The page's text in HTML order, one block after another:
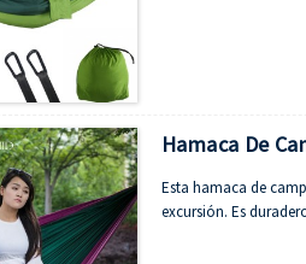
Hamaca De
Esta hamaca de
excursión. Es